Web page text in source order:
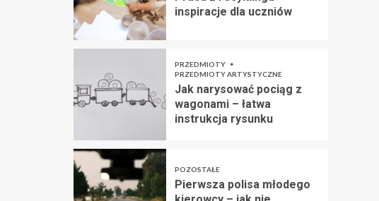
inspiracje dla uczniów
PRZEDMIOTY
PRZEDMIOTY ARTYSTYCZNE
Jak narysować pociąg z
wagonami – łatwa
instrukcja rysunku
POZOSTAŁE
Pierwsza polisa młodego